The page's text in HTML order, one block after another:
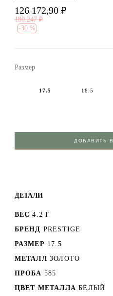
126 172,90 ₽
180 247 ₽
-30 %
Размер
17.5 18.5
ДОБАВИТЬ
ДЕТАЛИ
ВЕС 4.2 Г
БРЕНД PRESTIGE
РАЗМЕР 17.5
МЕТАЛЛ ЗОЛОТО
ПРОБА 585
ЦВЕТ МЕТАЛЛА БЕЛЫЙ